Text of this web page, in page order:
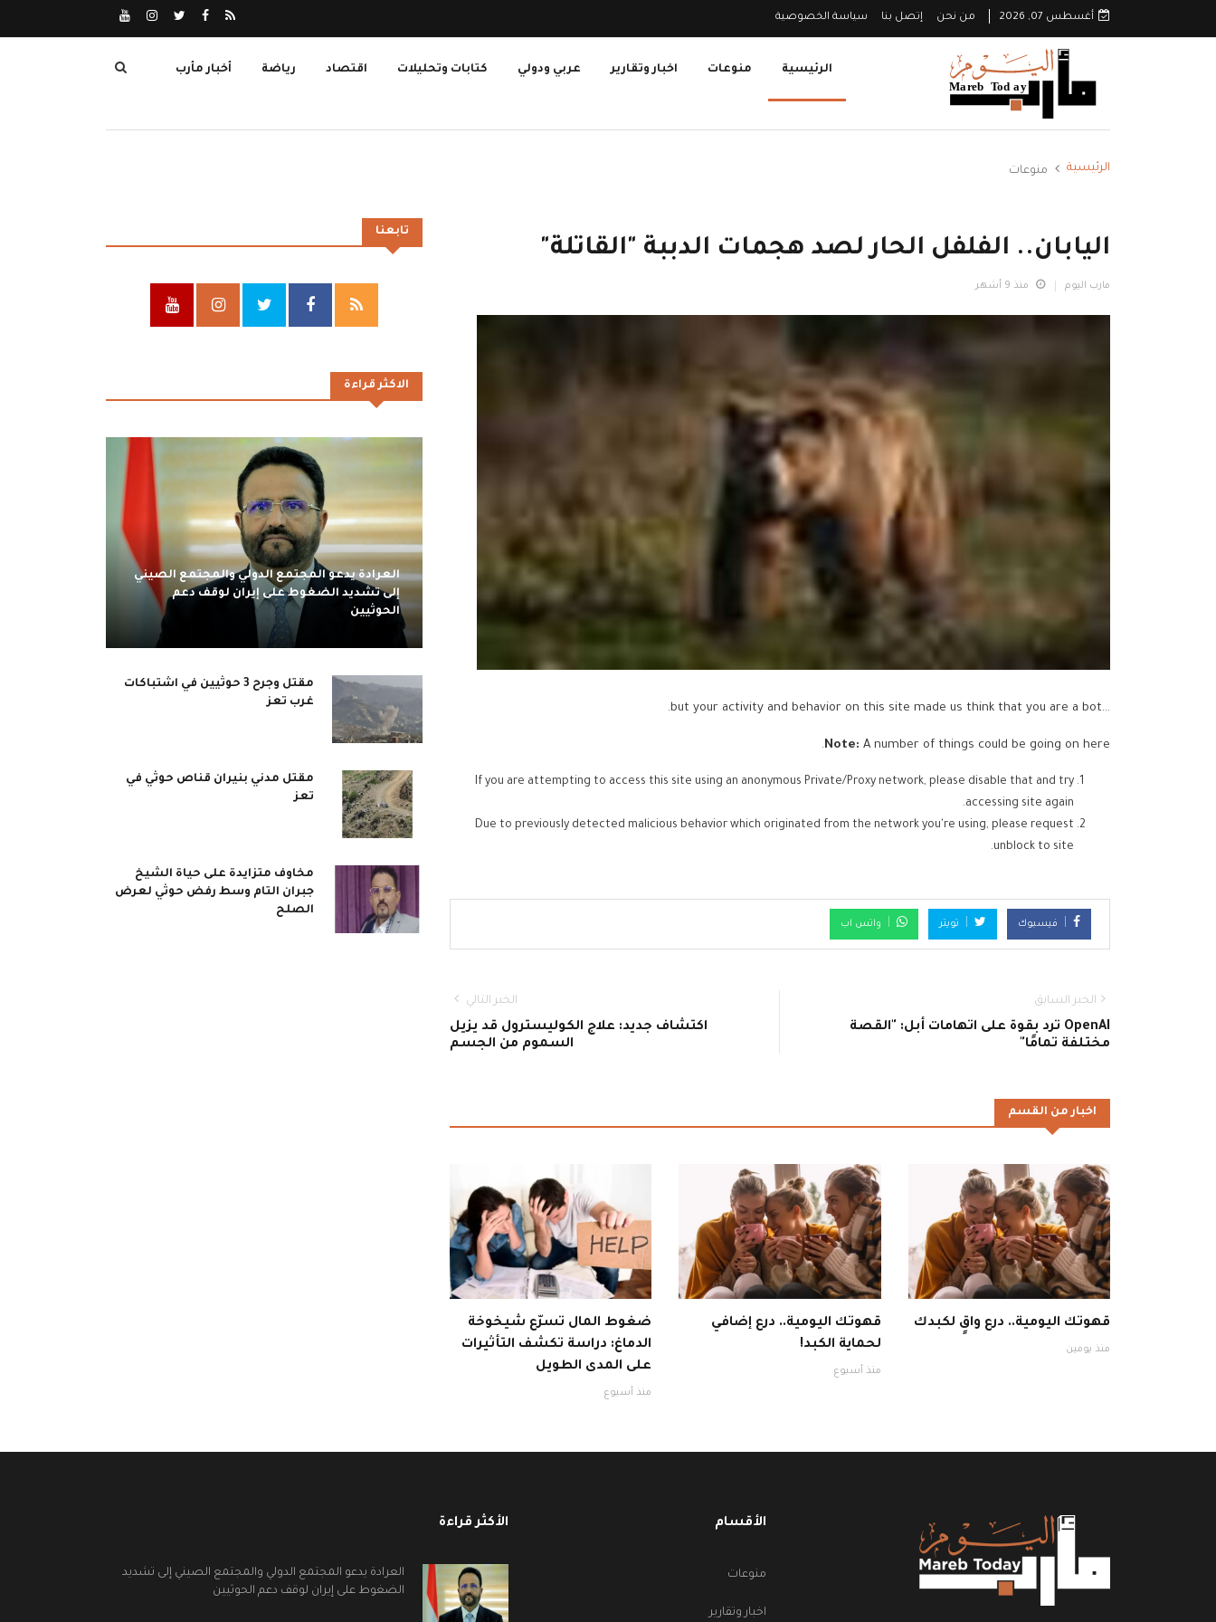
أغسطس 07, 2026 من نحن إتصل بنا سياسة الخصوصية
الرئيسية منوعات اخبار وتقارير عربي ودولي كتابات وتحليلات اقتصاد رياضة أخبار مأرب
الرئيسية منوعات
اليابان.. الفلفل الحار لصد هجمات الدببة "القاتلة"
مارب اليوم منذ 9 أشهر
...but your activity and behavior on this site made us think that you are a bot.
Note: A number of things could be going on here.
If you are attempting to access this site using an anonymous Private/Proxy network, please disable that and try
accessing site again.
Due to previously detected malicious behavior which originated from the network you're using, please request
unblock to site.
فيسبوك تويتر واتس اب
الخبر السابق
OpenAI ترد بقوة على اتهامات أبل: "القصة
مختلفة تمامًا"
الخبر التالي
اكتشاف جديد: علاج الكوليسترول قد يزيل
السموم من الجسم
اخبار من القسم
قهوتك اليومية.. درع واقٍ لكبدك
منذ يومين
قهوتك اليومية.. درع إضافي
لحماية الكبد!
منذ أسبوع
ضغوط المال تسرّع شيخوخة
الدماغ: دراسة تكشف التأثيرات
على المدى الطويل
منذ أسبوع
تابعنا
الاكثر قراءة
العرادة يدعو المجتمع الدولي والمجتمع الصيني
إلى تشديد الضغوط على إيران لوقف دعم
الحوثيين
مقتل وجرح 3 حوثيين في اشتباكات
غرب تعز
مقتل مدني بنيران قناص حوثي في
تعز
مخاوف متزايدة على حياة الشيخ
جبران التام وسط رفض حوثي لعرض
الصلح
الأقسام
منوعات
اخبار وتقارير
الأكثر قراءة
العرادة يدعو المجتمع الدولي والمجتمع الصيني إلى تشديد
الضغوط على إيران لوقف دعم الحوثيين